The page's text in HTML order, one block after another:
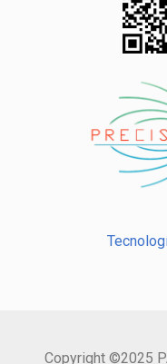
Copyright ©2025